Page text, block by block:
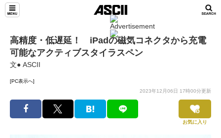
高精度・低遅延！ iPadの磁気コネクタから充電
可能なアクティブスタイラスペン
文● ASCII
[PC表示へ]
2023年12月06日 17時00分更新
お気に入り